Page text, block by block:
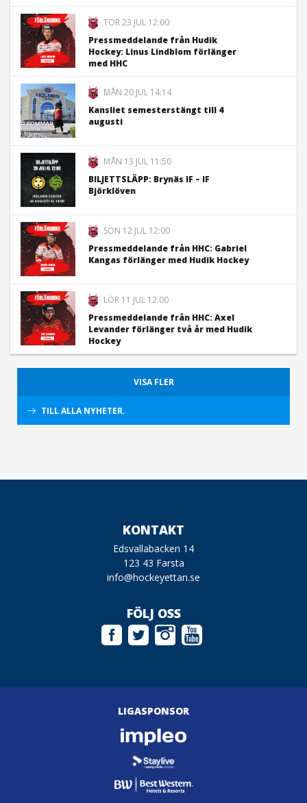
TOR 23 JUL 12:00
Pressmeddelande från Hudik
Hockey: Linus Lindblom förlänger
med HHC
MÅN 20 JUL 14:14
Kansliet semesterstängt till 4
augusti
MÅN 13 JUL 11:50
BILJETTSLÄPP: Brynäs IF – IF
Björklöven
SÖN 12 JUL 12:00
Pressmeddelande från HHC: Gabriel
Kangas förlänger med Hudik Hockey
LÖR 11 JUL 12:00
Pressmeddelande från HHC: Axel
Levander förlänger två år med Hudik
Hockey
VISA FLER
TILL ALLA NYHETER.
KONTAKT
Edsvallabacken 14
123 43 Farsta
info@hockeyettan.se
FÖLJ OSS
LIGASPONSOR